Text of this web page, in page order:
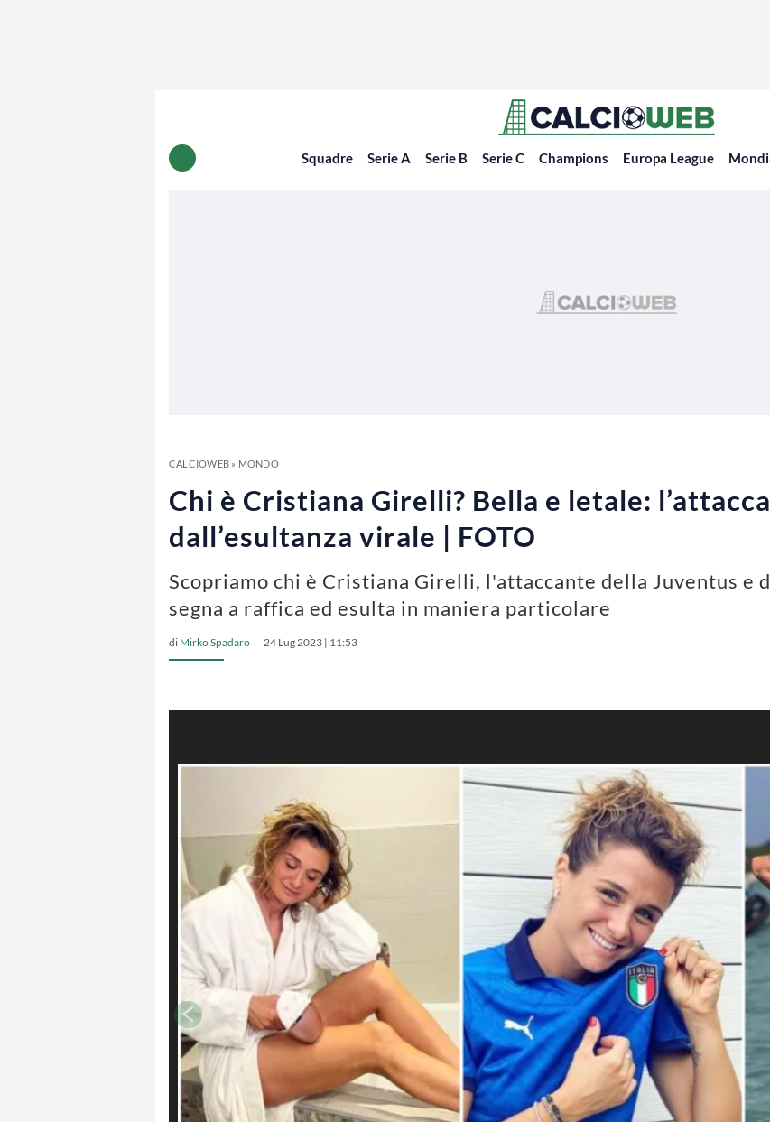
Squadre Serie A Serie B Serie C Champions Europa League
CALCIOWEB» MONDO
Chi è Cristiana Girelli? Bella e letale:
dall’esultanza virale | FOTO
Scopriamo chi è Cristiana Girelli, l'attaccante della Juventus e
segna a raffica ed esulta in maniera particolare
di Mirko Spadaro 24 Lug 2023 | 11:53